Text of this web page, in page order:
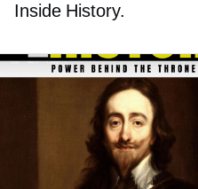
Inside History.